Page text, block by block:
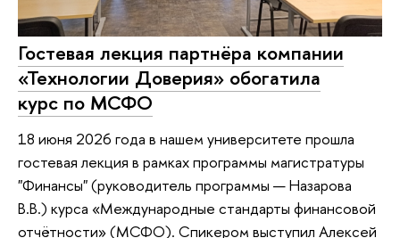
Гостевая лекция партнёра компании
«Технологии Доверия» обогатила
курс по МСФО
18 июня 2026 года в нашем университете прошла
гостевая лекция в рамках программы магистратуры
"Финансы" (руководитель программы — Назарова
В.В.) курса «Международные стандарты финансовой
отчётности» (МСФО). Спикером выступил Алексей